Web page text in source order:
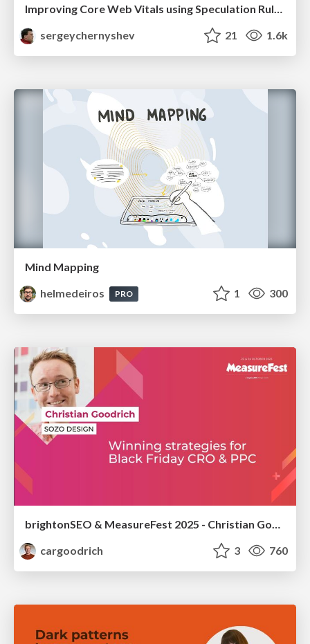
Improving Core Web Vitals using Speculation Rules API
sergeychernyshev
21 1.6k
Mind Mapping
helmedeiros
PRO 1 300
brightonSEO & MeasureFest 2025 - Christian Goodrich - Winning strategies for Black Friday CRO & PPC
cargoodrich
3 760